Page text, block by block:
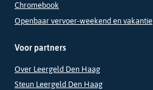
Chromebook
Openbaar vervoer-weekend en vakantie
Voor partners
Over Leergeld Den Haag
Steun Leergeld Den Haag